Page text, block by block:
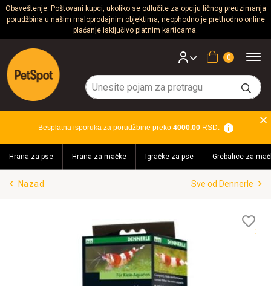
Obaveštenje: Poštovani kupci, ukoliko se odlučite za opciju ličnog preuzimanja
porudžbina u našim maloprodajnim objektima, neophodno je prethodno online
plaćanje isključivo platnim karticama.
Psi
Mačke
Glodari
Akvaristika
Teraristika
Brendovi
Korpa
Besplatna isporuka za porudžbine preko 4000.00RSD.
Hrana za pse Hrana za mačke Igračke za pse Grebalice za
Nazad Sve od Dennerle